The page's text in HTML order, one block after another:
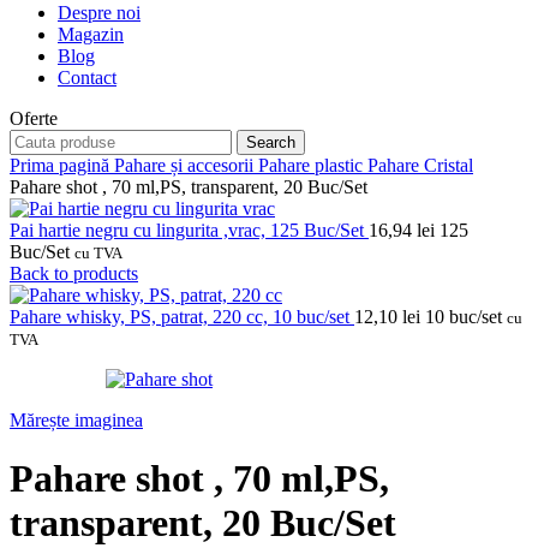
Despre noi
Magazin
Blog
Contact
Oferte
Search
Prima pagină Pahare și accesorii Pahare plastic Pahare Cristal
Pahare shot , 70 ml,PS, transparent, 20 Buc/Set
Pai hartie negru cu lingurita ,vrac, 125 Buc/Set 16,94 lei 125
Buc/Set cu TVA
Back to products
Pahare whisky, PS, patrat, 220 cc, 10 buc/set 12,10 lei 10 buc/set cu
TVA
Mărește imaginea
Pahare shot , 70 ml,PS,
transparent, 20 Buc/Set